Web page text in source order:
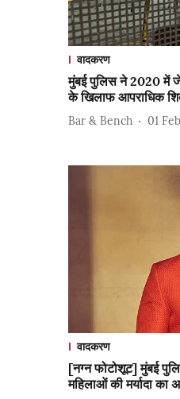
वादकरण
मुंबई पुलिस ने 2020 में
के खिलाफ आपराधिक
Bar & Bench 01
वादकरण
[नग्न फोटोशूट] मुंबई
महिलाओं की मर्यादा का